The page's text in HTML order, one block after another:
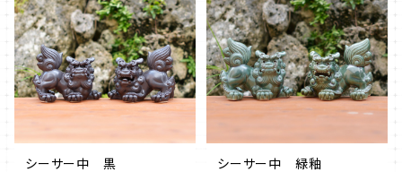
シーサー中 黒
シーサー中 緑釉